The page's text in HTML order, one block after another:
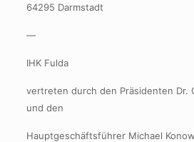
64295 Darmstadt
—
IHK Fulda
vertreten durch den Präsidenten Dr.
und den
Hauptgeschäftsführer Michael Konow